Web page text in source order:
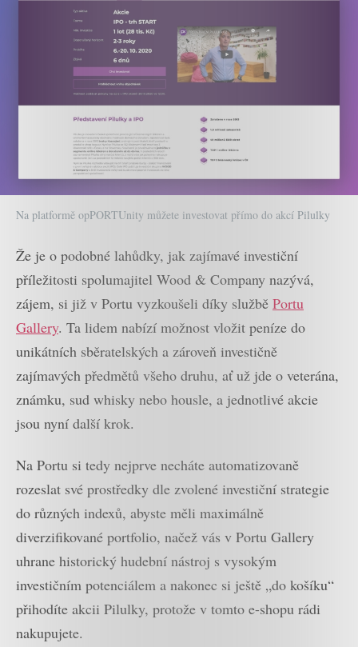
Na platformě opPORTUnity můžete investovat přímo do akcí Pilulky
Že je o podobné lahůdky, jak zajímavé investiční
příležitosti spolumajitel Wood & Company nazývá,
zájem, si již v Portu vyzkoušeli díky službě Portu
Gallery. Ta lidem nabízí možnost vložit peníze do
unikátních sběratelských a zároveň investičně
zajímavých předmětů všeho druhu, ať už jde o veterána,
známku, sud whisky nebo housle, a jednotlivé akcie
jsou nyní další krok.
Na Portu si tedy nejprve necháte automatizovaně
rozeslat své prostředky dle zvolené investiční strategie
do různých indexů, abyste měli maximálně
diverzifikované portfolio, načež vás v Portu Gallery
uhrane historický hudební nástroj s vysokým
investičním potenciálem a nakonec si ještě „do košíku“
přihodíte akcii Pilulky, protože v tomto e-shopu rádi
nakupujete.